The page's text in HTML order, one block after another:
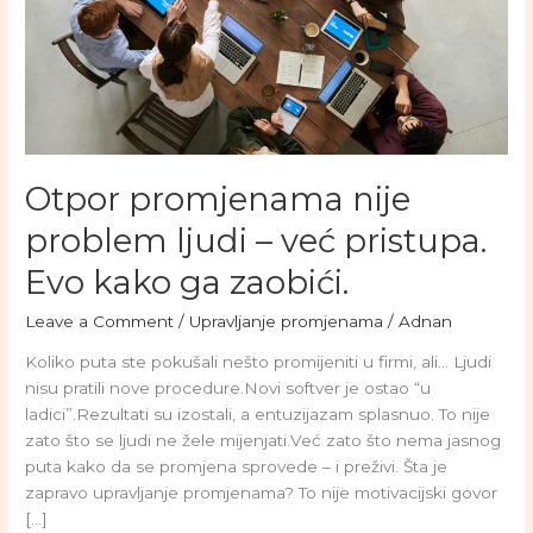
Otpor promjenama nije
problem ljudi – već pristupa.
Evo kako ga zaobići.
Leave a Comment / Upravljanje promjenama /Adnan
Koliko puta ste pokušali nešto promijeniti u firmi, ali… Ljudi
nisu pratili nove procedure.Novi softver je ostao “u
ladici”.Rezultati su izostali, a entuzijazam splasnuo. To nije
zato što se ljudi ne žele mijenjati.Već zato što nema jasnog
puta kako da se promjena sprovede – i preživi. Šta je
zapravo upravljanje promjenama? To nije motivacijski govor
[…]